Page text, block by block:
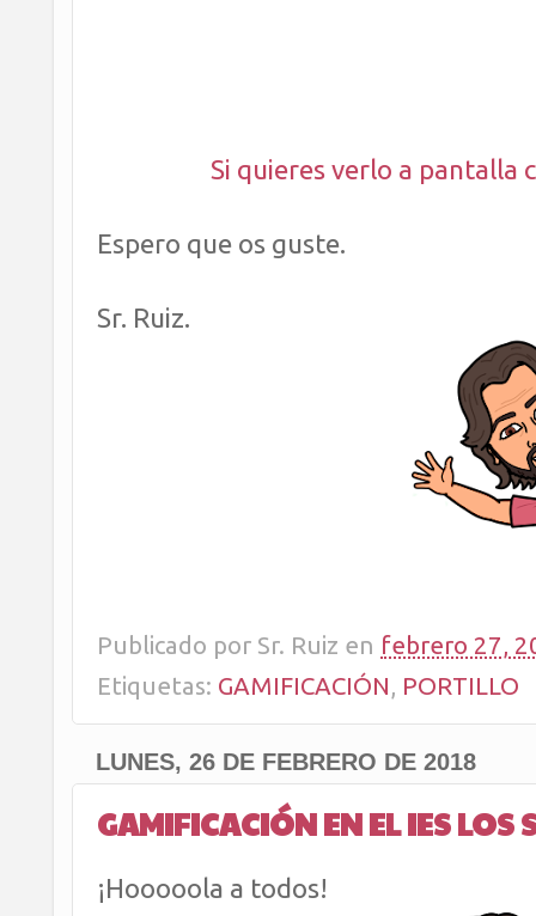
Si quieres verlo a pantalla
Espero que os guste.
Sr. Ruiz.
Publicado por Sr. Ruiz en febrero 27,
Etiquetas: GAMIFICACIÓN, PORTILLO
LUNES, 26 DE FEBRERO DE 2018
GAMIFICACIÓN EN EL IES LOS
¡Hooooola a todos!